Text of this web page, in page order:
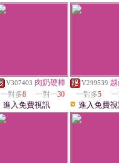
V307403 肉奶硬棒
一對多8 一對一30
進入免費視訊
V299539
一對多5
進入免費